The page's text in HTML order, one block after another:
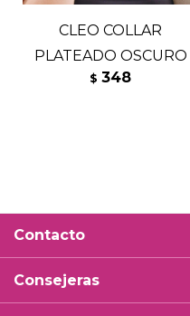
CLEO COLLAR
PLATEADO OSCURO
$ 348
Contacto
Consejeras